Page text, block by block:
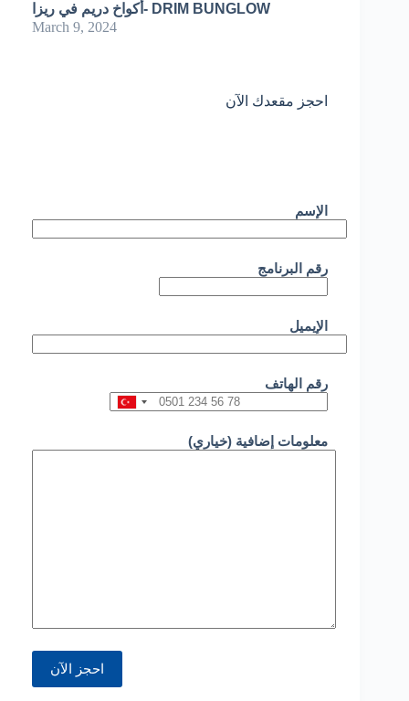
أكواخ دريم في ريزا- DRIM BUNGLOW
March 9, 2024
احجز مقعدك الآن
الإسم
رقم البرنامج
الإيميل
رقم الهاتف
معلومات إضافية (خياري)